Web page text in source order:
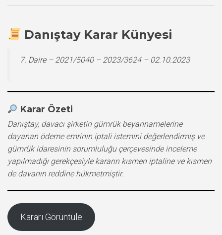
Danıştay Karar Künyesi
7. Daire – 2021/5040 – 2023/3624 – 02.10.2023
Karar Özeti
Danıştay, davacı şirketin gümrük beyannamelerine
dayanan ödeme emrinin iptali istemini değerlendirmiş ve
gümrük idaresinin sorumluluğu çerçevesinde inceleme
yapılmadığı gerekçesiyle kararın kısmen iptaline ve kısmen
de davanın reddine hükmetmiştir.
Kararı Görüntüle